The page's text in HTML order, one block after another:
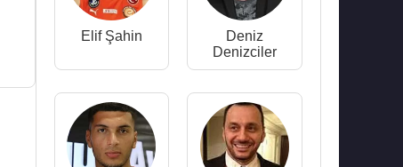
Elif Şahin
Deniz
Denizciler